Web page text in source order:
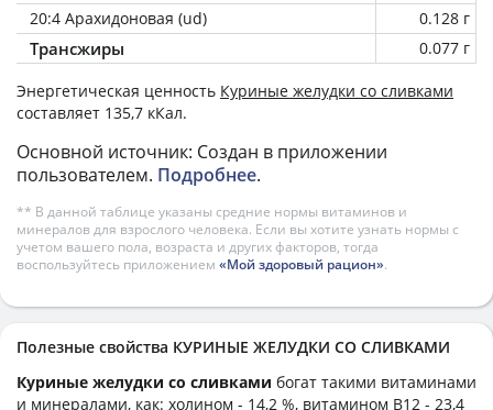
20:4 Арахидоновая (ud)
0.128 г
Трансжиры 0.077 г
Энергетическая ценность Куриные желудки со сливками
составляет 135,7 кКал.
Основной источник: Создан в приложении
пользователем. Подробнее.
** В данной таблице указаны средние нормы витаминов и
минералов для взрослого человека. Если вы хотите узнать нормы с
учетом вашего пола, возраста и других факторов, тогда
воспользуйтесь приложением «Мой здоровый рацион».
Полезные свойства КУРИНЫЕ ЖЕЛУДКИ СО СЛИВКАМИ
Куриные желудки со сливками богат такими витаминами
и минералами, как: холином - 14,2 %, витамином B12 - 23,4